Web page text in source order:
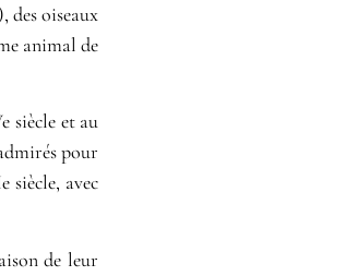
des oiseaux
animal de
siècle et au
pour
siècle, avec
de leur